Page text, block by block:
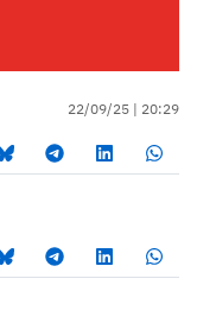
22/09/25 | 20:29